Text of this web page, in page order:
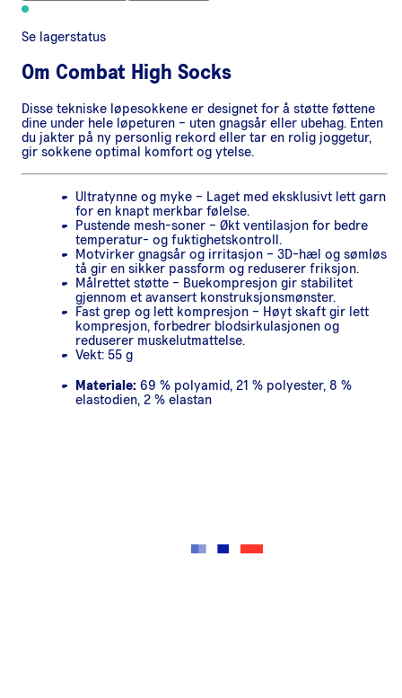
Se lagerstatus
Om Combat High Socks
Disse tekniske løpesokkene er designet for å støtte føttene
dine under hele løpeturen – uten gnagsår eller ubehag. Enten
du jakter på ny personlig rekord eller tar en rolig joggetur,
gir sokkene optimal komfort og ytelse.
Ultratynne og myke – Laget med eksklusivt lett garn
for en knapt merkbar følelse.
Pustende mesh-soner – Økt ventilasjon for bedre
temperatur- og fuktighetskontroll.
Motvirker gnagsår og irritasjon – 3D-hæl og sømløs
tå gir en sikker passform og reduserer friksjon.
Målrettet støtte – Buekompresjon gir stabilitet
gjennom et avansert konstruksjonsmønster.
Fast grep og lett kompresjon – Høyt skaft gir lett
kompresjon, forbedrer blodsirkulasjonen og
reduserer muskelutmattelse.
Vekt: 55 g
Materiale: 69 % polyamid, 21 % polyester, 8 %
elastodien, 2 % elastan